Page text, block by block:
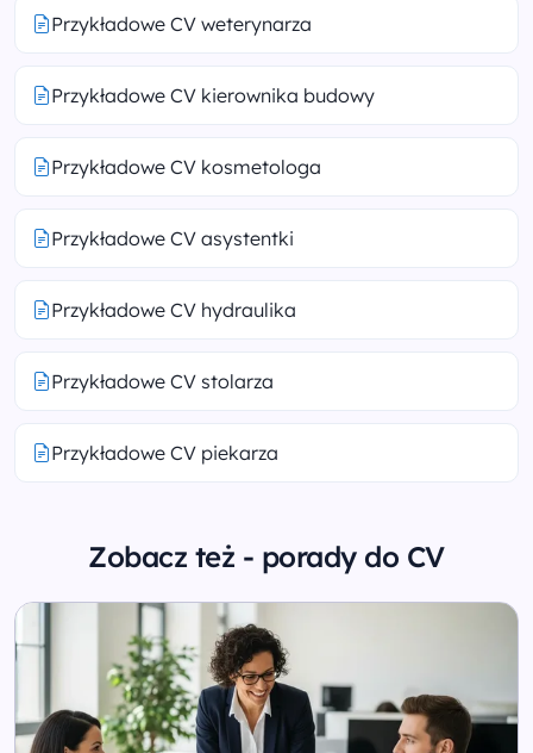
Przykładowe CV weterynarza
Przykładowe CV kierownika budowy
Przykładowe CV kosmetologa
Przykładowe CV asystentki
Przykładowe CV hydraulika
Przykładowe CV stolarza
Przykładowe CV piekarza
Zobacz też - porady do CV